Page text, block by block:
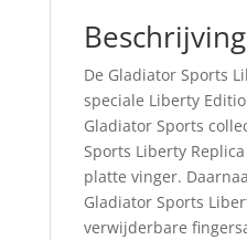
Beschrijving
De Gladiator Sports
speciale Liberty
Gladiator Sports
Sports Liberty
platte vinger.
Gladiator Sports
verwijderbare